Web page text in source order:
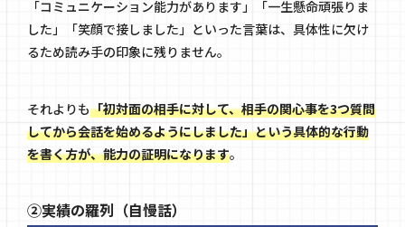
「コミュニケーション能力があります」「一生懸命頑張りま
した」「笑顔で接しました」といった言葉は、具体性に欠け
るため読み手の印象に残りません。
それよりも「初対面の相手に対して、相手の関心事を3つ質問
してから会話を始めるようにしました」という具体的な行動
を書く方が、能力の証明になります。
②実績の羅列（自慢話）